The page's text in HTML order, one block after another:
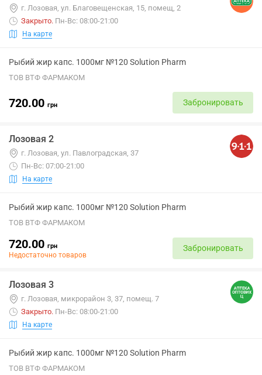
г. Лозовая, ул. Благовещенская, 15, помещ, 2
Закрыто. Пн-Вс: 08:00-21:00
На карте
Рыбий жир капс. 1000мг №120 Solution Pharm
ТОВ ВТФ ФАРМАКОМ
720.00 грн Забронировать
Лозовая 2
г. Лозовая, ул. Павлоградская, 37
Пн-Вс: 07:00-21:00
На карте
Рыбий жир капс. 1000мг №120 Solution Pharm
ТОВ ВТФ ФАРМАКОМ
720.00 грн
Недостаточно товаров
Забронировать
Лозовая 3
г. Лозовая, микрорайон 3, 37, помещ. 7
Закрыто. Пн-Вс: 08:00-21:00
На карте
Рыбий жир капс. 1000мг №120 Solution Pharm
ТОВ ВТФ ФАРМАКОМ